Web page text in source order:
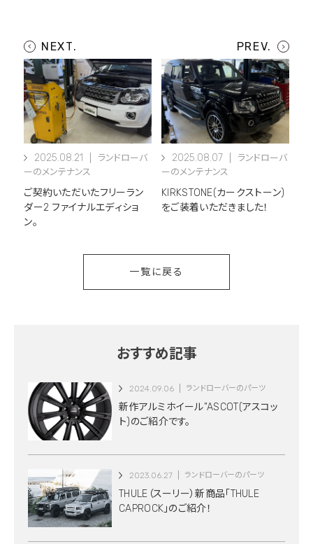
2025.08.21
ランドローバ
ーのメンテナンス
ご契約いただいたフリーラン
ダー2 ファイナルエディショ
ン。
2025.08.07
ランドローバ
ーのメンテナンス
KIRKSTONE(カークストーン)
をご装着いただきました！
一覧に戻る
おすすめ記事
2024.09.06 ランドローバーのパーツ
新作アルミホイール”ASCOT(アスコッ
ト)のご紹介です。
2023.06.27 ランドローバーのパーツ
THULE（スーリー）新商品「THULE
CAPROCK」のご紹介！